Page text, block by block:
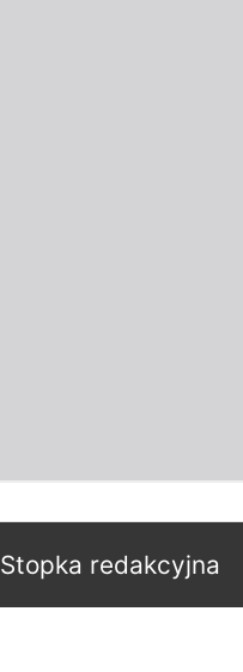
Stopka redakcyjna